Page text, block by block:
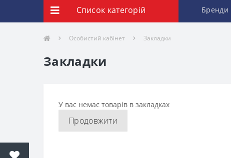
Список категорій Бренди
Особистий кабінет Закладки
Закладки
У вас немає товарів в закладках
Продовжити